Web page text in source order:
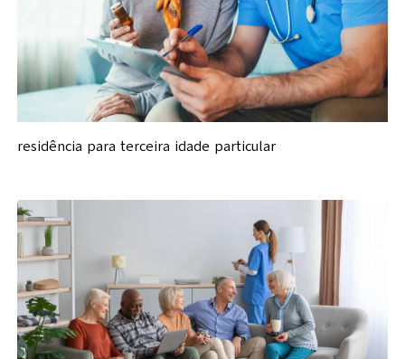
residência para terceira idade particular